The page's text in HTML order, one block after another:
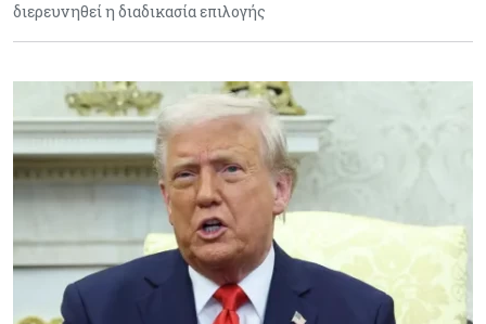
διερευνηθεί η διαδικασία επιλογής